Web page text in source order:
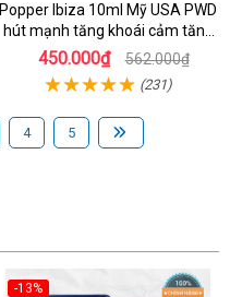
Popper Ibiza 10ml Mỹ USA PWD
hút mạnh tăng khoái cảm tăng
hưng phấn nhanh
450.000₫ 562.000₫
(231)
4 5
-13%